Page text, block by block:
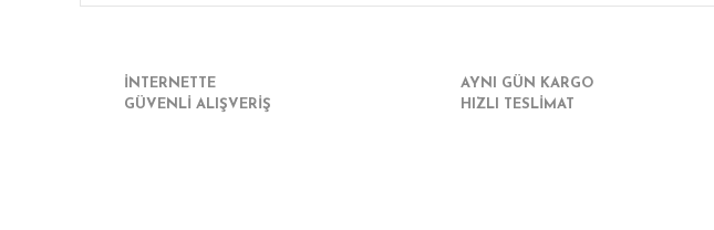
İNTERNETTE
GÜVENLİ ALIŞVERİŞ
AYNI GÜN KARGO
HIZLI TESLİMAT